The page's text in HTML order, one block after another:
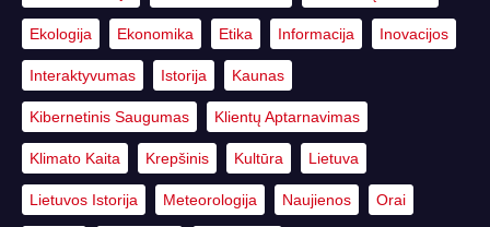
Ekologija Ekonomika Etika Informacija Inovacijos
Interaktyvumas Istorija Kaunas
Kibernetinis Saugumas Klientų Aptarnavimas
Klimato Kaita Krepšinis Kultūra Lietuva
Lietuvos Istorija Meteorologija Naujienos Orai